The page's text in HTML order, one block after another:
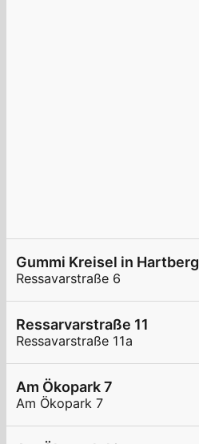
Gummi Kreisel in Hartberg
Ressavarstraße 6
Ressarvarstraße 11
Ressavarstraße 11a
Am Ökopark 7
Am Ökopark 7